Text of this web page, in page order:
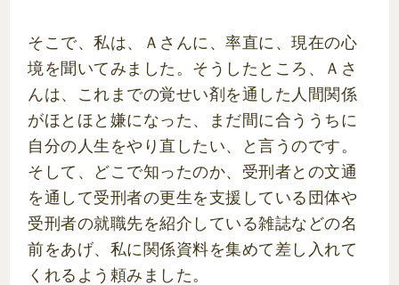
そこで、私は、Ａさんに、率直に、現在の心
境を聞いてみました。そうしたところ、Ａさ
んは、これまでの覚せい剤を通した人間関係
がほとほと嫌になった、まだ間に合ううちに
自分の人生をやり直したい、と言うのです。
そして、どこで知ったのか、受刑者との文通
を通して受刑者の更生を支援している団体や
受刑者の就職先を紹介している雑誌などの名
前をあげ、私に関係資料を集めて差し入れて
くれるよう頼みました。